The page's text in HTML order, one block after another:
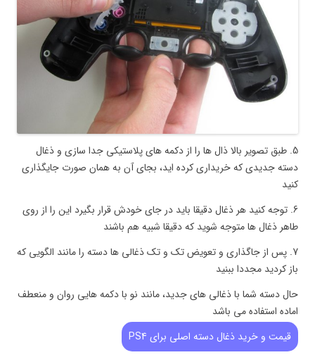
5. طبق تصویر بالا ذال ها را از دکمه های پلاستیکی جدا سازی و ذغال
دسته جدیدی که خریداری کرده اید، بجای آن به همان صورت جایگذاری
کنید
6. توجه کنید هر ذغال دقیقا باید در جای خودش قرار بگیرد این را از روی
طاهر ذغال ها متوجه شوید که دقیقا شبیه هم باشند
7. پس از جاگذاری و تعویض تک و تک ذغالی ها دسته را مانند الگویی که
باز کردید مجددا ببنید
حال دسته شما با ذغالی های جدید، مانند نو با دکمه هایی روان و منعطف
اماده استفاده می باشد
قیمت و خرید ذغال دسته اصلی برای PS4